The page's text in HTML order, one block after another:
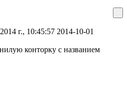
г., 10:45:57 2014-10-01
конторку с названием